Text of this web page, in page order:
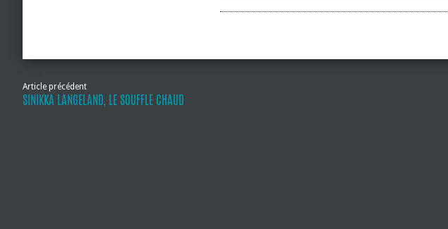
Article précédent
SINIKKA LANGELAND, LE SOUFFLE CHAUD